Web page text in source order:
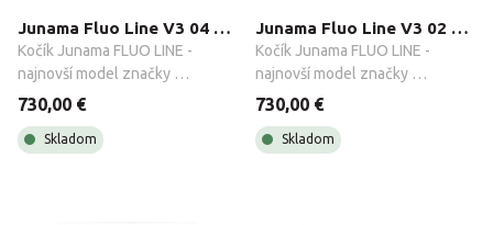
Junama Fluo Line V3 04 Black
Kočík Junama FLUO LINE -
najnovší model značky
Junama.Fluo Line má klasickú
konštrukciu vybavenú pre jazdu
730,00 €
Skladom
Junama Fluo Line V3 02 Green
Kočík Junama FLUO LINE -
najnovší model značky
Junama.Fluo Line má klasickú
konštrukciu vybavenú pre jazdu
730,00 €
Skladom